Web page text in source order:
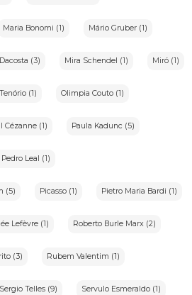
Maria Bonomi (1) Mário Gruber (1)
(3) Mira Schendel (1) Miró (1)
(1) Olimpia Couto (1)
Cézanne (1) Paula Kadunc (5)
Leal (1)
(5) Picasso (1) Pietro Maria Bardi (1)
Lefèvre (1) Roberto Burle Marx (2)
(3) Rubem Valentim (1)
Sergio Telles (9) Servulo Esmeraldo (1)